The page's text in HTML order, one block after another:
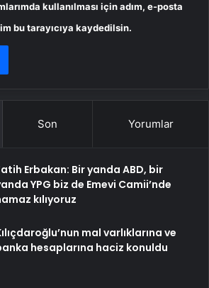
kullanılması için adım, e-posta
bu tarayıcıya kaydedilsin.
Son Yorumlar
Erbakan: Bir yanda ABD, bir
YPG biz de Emevi Camii’nde
kılıyoruz
mal varlıklarına ve
hesaplarına haciz konuldu